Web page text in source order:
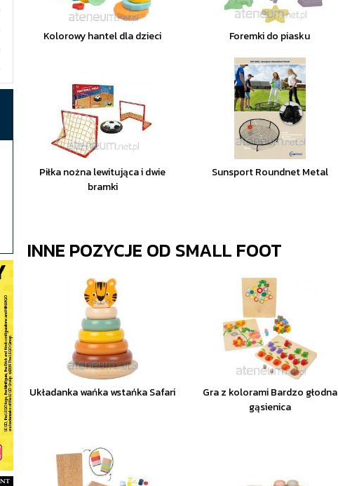
Kolorowy hantel dla dzieci Foremki do piasku
Piłka nożna lewitująca i dwie
bramki
Sunsport Roundnet Metal
INNE POZYCJE OD SMALL FOOT
Układanka wańka wstańka Safari
Gra z kolorami Bardzo głodna
gąsienica